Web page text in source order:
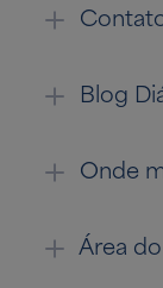
Blog
Onde
Área